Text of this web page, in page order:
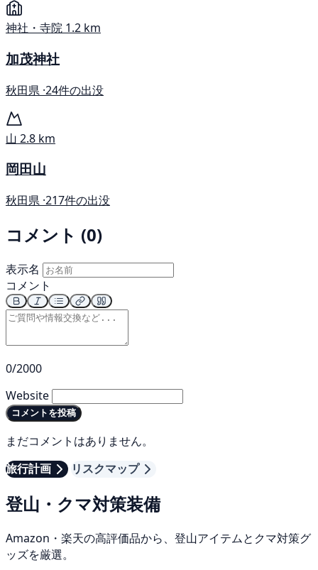
神社・寺院 1.2 km
加茂神社
秋田県 ·24件の出没
山 2.8 km
岡田山
秋田県 ·217件の出没
コメント (0)
表示名
コメント
0/2000
Website
コメントを投稿
まだコメントはありません。
旅行計画
リスクマップ
登山・クマ対策装備
Amazon・楽天の高評価品から、登山アイテムとクマ対策グ
ッズを厳選。